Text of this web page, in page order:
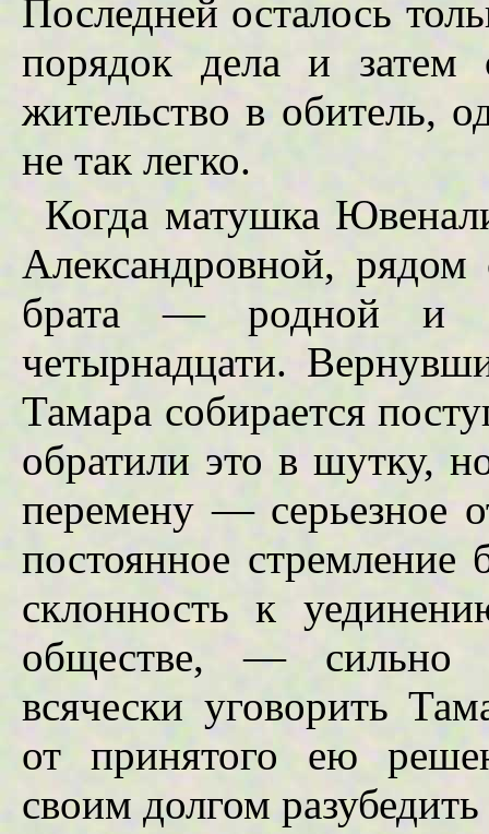
Последней осталось
порядок дела и затем
жительство в обитель,
не так легко.
Когда матушка
Александровной,
брата — родной и
четырнадцати.
Тамара собирается
обратили это в шутку,
перемену — серьезное
постоянное стремление
склонность к
обществе, — сильно
всячески уговорить
от принятого ею
своим долгом разубедить